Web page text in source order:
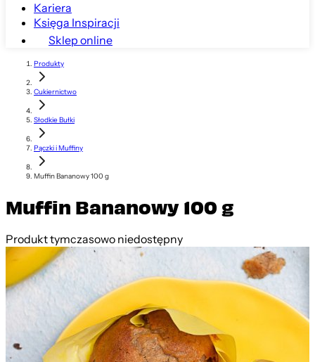
Kariera
Księga Inspiracji
Sklep online
Produkty
Cukiernictwo
Słodkie Bułki
Pączki i Muffiny
Muffin Bananowy 100 g
Muffin Bananowy 100 g
Produkt tymczasowo niedostępny